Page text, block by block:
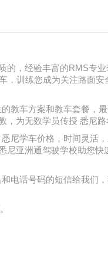
的，经验丰富的RMS专
，训练您成为关注路面安
教车方案和教车套餐，
为无数学员传授 悉尼路
尼学车价格，时间灵活
尼亚洲通驾驶学校助您快
电话号码的短信给我们